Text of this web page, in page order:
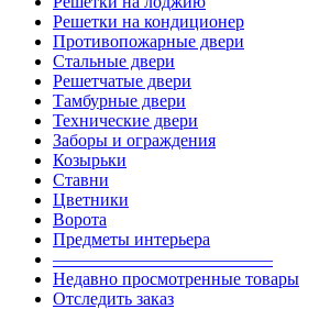
Решетки на кондиционер
Противопожарные двери
Стальные двери
Решетчатые двери
Тамбурные двери
Технические двери
Заборы и ограждения
Козырьки
Ставни
Цветники
Ворота
Предметы интерьера
————————————–
Недавно просмотренные товары
Отследить заказ